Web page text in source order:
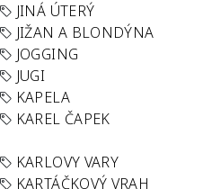
JINÁ ÚTERÝ
JIŽAN A BLONDÝNA
JOGGING
JUGI
KAPELA
KAREL ČAPEK
KARLOVY VARY
KARTÁČKOVÝ VRAH